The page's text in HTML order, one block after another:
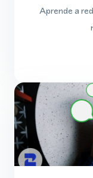
Aprende a